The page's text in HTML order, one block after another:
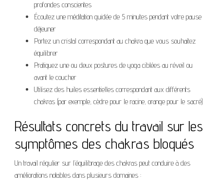
profondes conscientes
Écoutez une méditation guidée de 5 minutes pendant votre pause
déjeuner
Portez un cristal correspondant au chakra que vous souhaitez
équilibrer
Pratiquez une ou deux postures de yoga ciblées au réveil ou
avant le coucher
Utilisez des huiles essentielles correspondant aux différents
chakras (par exemple, cèdre pour le racine, orange pour le sacré)
Résultats concrets du travail sur les
symptômes des chakras bloqués
Un travail régulier sur l’équilibrage des chakras peut conduire à des
améliorations notables dans plusieurs domaines :